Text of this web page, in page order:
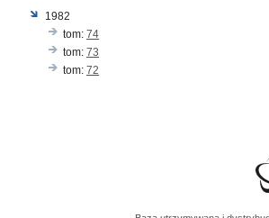
1982
tom: 74
tom: 73
tom: 72